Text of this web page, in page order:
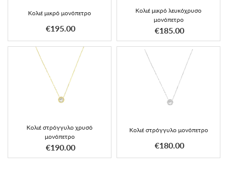
Κολιέ μικρό μονόπετρο
€195.00
Κολιέ μικρό λευκόχρυσο
μονόπετρο
€185.00
Κολιέ στρόγγυλο χρυσό
μονόπετρο
€190.00
Κολιέ στρόγγυλο μονόπετρο
€180.00